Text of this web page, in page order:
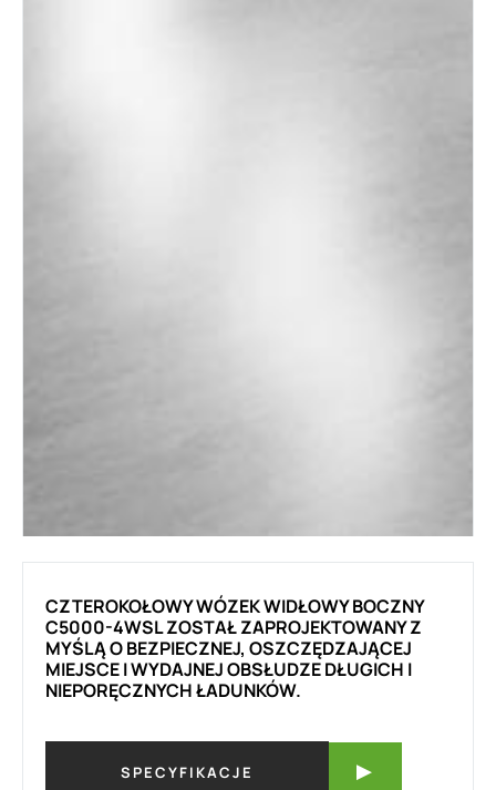
CZTEROKOŁOWY WÓZEK WIDŁOWY BOCZNY
C5000-4WSL ZOSTAŁ ZAPROJEKTOWANY Z
MYŚLĄ O BEZPIECZNEJ, OSZCZĘDZAJĄCEJ
MIEJSCE I WYDAJNEJ OBSŁUDZE DŁUGICH I
NIEPORĘCZNYCH ŁADUNKÓW.
SPECYFIKACJE